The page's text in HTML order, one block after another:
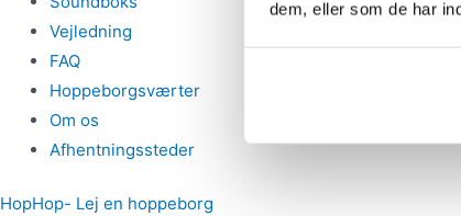
dem, eller som de har
Vejledning
FAQ
Hoppeborgsværter
Om os
Afhentningssteder
HopHop- Lej en hoppeborg